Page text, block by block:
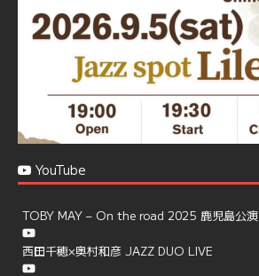
Load More
YouTube
TOBY MAY – On the road 2025 鹿児島公演
西田千穂×奥村和彦 JAZZ DUO LIVE